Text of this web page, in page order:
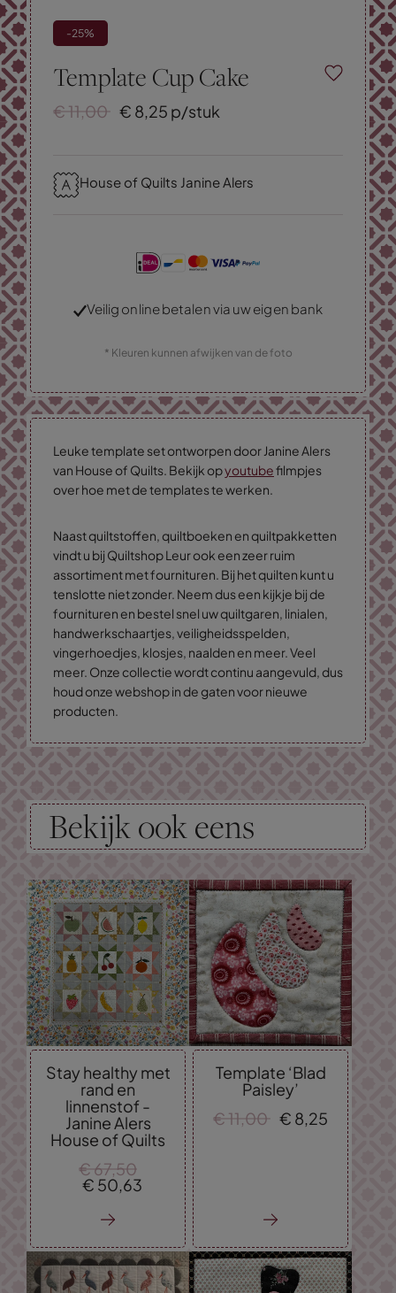
-25%
Template Cup Cake
€ 11,00 € 8,25 p/stuk
House of Quilts Janine Alers
Veilig online betalen via uw eigen bank
* Kleuren kunnen afwijken van de foto
Leuke template set ontworpen door Janine Alers
van House of Quilts. Bekijk opyoutubefilmpjes
over hoe met de templates te werken.
Naast quiltstoffen, quiltboeken en quiltpakketten
vindt u bij Quiltshop Leur ook een zeer ruim
assortiment met fournituren. Bij het quilten kunt u
tenslotte niet zonder. Neem dus een kijkje bij de
fournituren en bestel snel uw quiltgaren, linialen,
handwerkschaartjes, veiligheidsspelden,
vingerhoedjes, klosjes, naalden en meer. Veel
meer. Onze collectie wordt continu aangevuld, dus
houd onze webshop in de gaten voor nieuwe
producten.
Bekijk ook eens
Stay healthy met
rand en
linnenstof -
Janine Alers
House of Quilts
€ 67,50
€ 50,63
Template ‘Blad
Paisley’
€ 11,00 € 8,25